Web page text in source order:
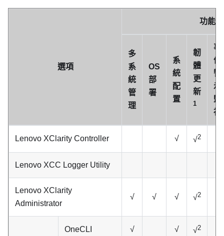
選項
功能
多
系
統
管
理
OS
部
署
系
統
配
置
韌
體
更
新
1
事
件/
警
示
監
視
Lenovo XClarity Controller √ √2
Lenovo XCC Logger Utility
Lenovo XClarity
Administrator
√ √ √ √2
OneCLI √ √ √2